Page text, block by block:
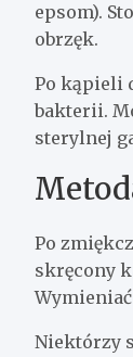
epsom).
obrzęk.
Po kąpieli
bakterii.
sterylnej
Po
skręcony
Niektórzy